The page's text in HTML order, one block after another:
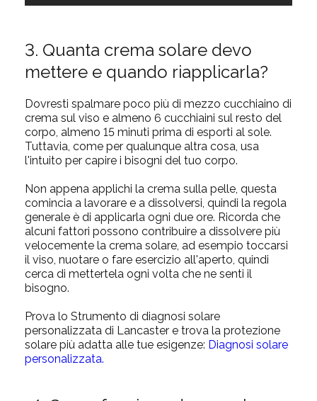
3. Quanta crema solare devo
mettere e quando riapplicarla?
Dovresti spalmare poco più di mezzo cucchiaino di
crema sul viso e almeno 6 cucchiaini sul resto del
corpo, almeno 15 minuti prima di esporti al sole.
Tuttavia, come per qualunque altra cosa, usa
l'intuito per capire i bisogni del tuo corpo.
Non appena applichi la crema sulla pelle, questa
comincia a lavorare e a dissolversi, quindi la regola
generale è di applicarla ogni due ore. Ricorda che
alcuni fattori possono contribuire a dissolvere più
velocemente la crema solare, ad esempio toccarsi
il viso, nuotare o fare esercizio all'aperto, quindi
cerca di mettertela ogni volta che ne senti il
bisogno.
Prova lo Strumento di diagnosi solare
personalizzata di Lancaster e trova la protezione
solare più adatta alle tue esigenze: Diagnosi solare
personalizzata.